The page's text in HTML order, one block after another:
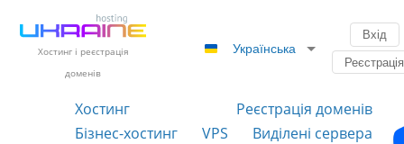
Хостинг і реєстрація
доменів
Українська
Вхід
Реєстрація
Хостинг
Реєстрація доменів
Бізнес-хостинг
VPS
Виділені сервера